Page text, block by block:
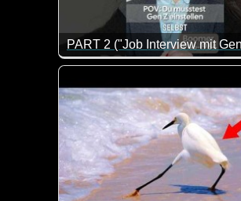
PART 2 ("Job Interview mit
Als Arbeitgeber hat man es